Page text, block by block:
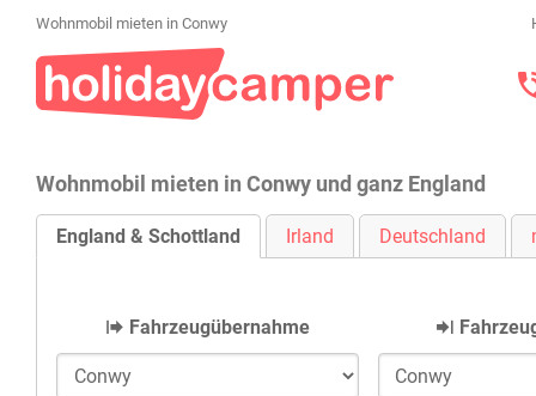
Wohnmobil mieten in Conwy
Wohnmobil mieten in Conwy und ganz England